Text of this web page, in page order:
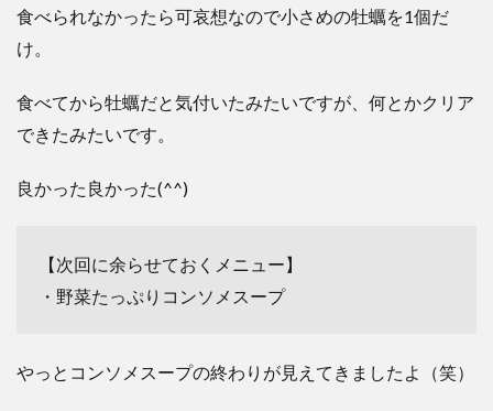
食べられなかったら可哀想なので小さめの牡蠣を1個だ
け。
食べてから牡蠣だと気付いたみたいですが、何とかクリア
できたみたいです。
良かった良かった(^^)
【次回に余らせておくメニュー】
・野菜たっぷりコンソメスープ
やっとコンソメスープの終わりが見えてきましたよ（笑）